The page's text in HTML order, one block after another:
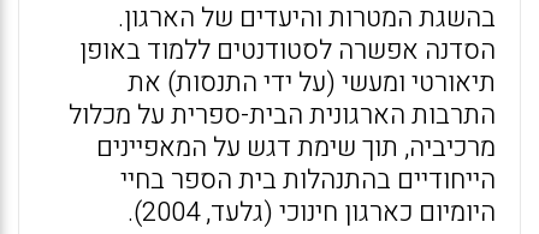
בהשגת המטרות והיעדים של הארגון.
הסדנה אפשרה לסטודנטים ללמוד באופן
תיאורטי ומעשי (על ידי התנסות) את
התרבות הארגונית הבית-ספרית על מכלול
מרכיביה, תוך שימת דגש על המאפיינים
הייחודיים בהתנהלות בית הספר בחיי
היומיום כארגון חינוכי (גלעד, 2004).